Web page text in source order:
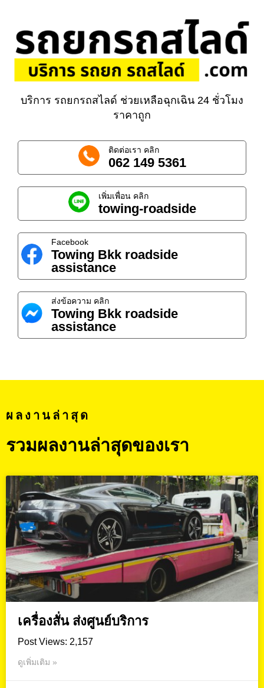
บริการ รถยกรถสไลด์ ช่วยเหลือฉุกเฉิน 24 ชั่วโมง
ราคาถูก
ติดต่อเรา คลิก
062 149 5361
เพิ่มเพื่อน คลิก
towing-roadside
Facebook
Towing Bkk roadside
assistance
ส่งข้อความ คลิก
Towing Bkk roadside
assistance
ผลงานล่าสุด
รวมผลงานล่าสุดของเรา
เครื่องสั่น ส่งศูนย์บริการ
Post Views: 2,157
ดูเพิ่มเติม »